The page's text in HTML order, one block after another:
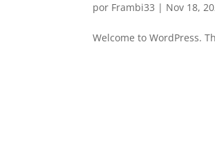
por Frambi33 | Nov 18,
Welcome to WordPress.